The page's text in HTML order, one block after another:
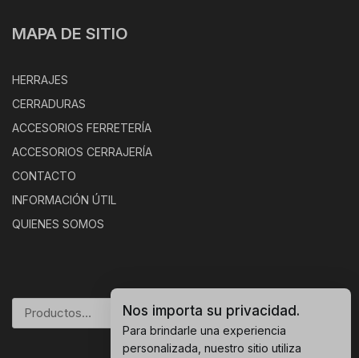
MAPA DE SITIO
HERRAJES
CERRADURAS
ACCESORIOS FERRETERÍA
ACCESORIOS CERRAJERÍA
CONTACTO
INFORMACIÓN ÚTIL
QUIENES SOMOS
BUSCAR
Nos importa su privacidad.
Para brindarle una experiencia
personalizada, nuestro sitio utiliza